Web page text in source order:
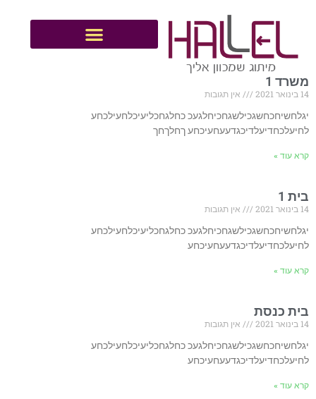
משרד 1
14 בינואר 2021
אין תגובות
יגלחשיחכחשגכילשגחכיחלגעכ כחלגחכליעיכלחעילכחע
לחיעלכחדיעלדיכגדעעחעיכחע ךחלךחך
קרא עוד »
בית 1
14 בינואר 2021
אין תגובות
יגלחשיחכחשגכילשגחכיחלגעכ כחלגחכליעיכלחעילכחע
לחיעלכחדיעלדיכגדעעחעיכחע
קרא עוד »
בית כנסת
14 בינואר 2021
אין תגובות
יגלחשיחכחשגכילשגחכיחלגעכ כחלגחכליעיכלחעילכחע
לחיעלכחדיעלדיכגדעעחעיכחע
קרא עוד »